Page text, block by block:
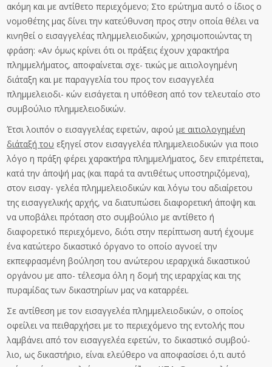
ακόμη και με αντίθετο περιεχόμενο; Στο ερώτημα αυτό ο ίδιος ο
νομοθέτης μας δίνει την κατεύθυνση προς στην οποία θέλει να
κινηθεί ο εισαγγελέας πλημμελειοδικών, χρησιμοποιώντας τη
φράση: «Αν όμως κρίνει ότι οι πράξεις έχουν χαρακτήρα
πλημμελήματος, αποφαίνεται σχε- τικώς με αιτιολογημένη
διάταξη και με παραγγελία του προς τον εισαγγελέα
πλημμελειοδι- κών εισάγεται η υπόθεση από τον τελευταίο στο
συμβούλιο πλημμελειοδικών.
Έτσι λοιπόν ο εισαγγελέας εφετών, αφούμε αιτιολογημένη
διάταξήτου εξηγεί στον εισαγγελέα πλημμελειοδικών για ποιο
λόγο η πράξη φέρει χαρακτήρα πλημμελήματος, δεν επιτρέπεται,
κατά την άποψή μας (και παρά τα αντιθέτως υποστηριζόμενα),
στον εισαγ- γελέα πλημμελειοδικών και λόγω του αδιαίρετου
της εισαγγελικής αρχής, να διατυπώσει διαφορετική άποψη και
να υποβάλει πρόταση στο συμβούλιο με αντίθετο ή
διαφορετικό περιεχόμενο, διότι στην περίπτωση αυτή έχουμε
ένα κατώτερο δικαστικό όργανο το οποίο αγνοεί την
εκπεφρασμένη βούληση του ανώτερου ιεραρχικά δικαστικού
οργάνου με απο- τέλεσμα όλη η δομή της ιεραρχίας και της
πυραμίδας των δικαστηρίων μας να καταρρέει.
Σε αντίθεση με τον εισαγγελέα πλημμελειοδικών, ο οποίος
οφείλει να πειθαρχήσει με το περιεχόμενο της εντολής που
λαμβάνει από τον εισαγγελέα εφετών, το δικαστικό συμβού-
λιο, ως δικαστήριο, είναι ελεύθερο να αποφασίσει ό,τι αυτό